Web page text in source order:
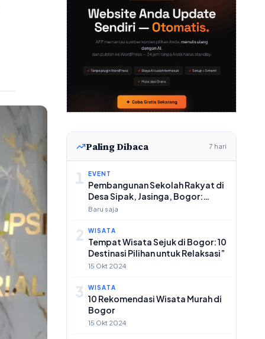
Paling Dibaca 7 hari
1 EVENT
Pembangunan Sekolah Rakyat di
Desa Sipak, Jasinga, Bogor:
Progres dan Persoalan Pekerja
Baru saja
2 WISATA
Tempat Wisata Sejuk di Bogor: 10
Destinasi Pilihan untuk Relaksasi”
15 Okt 2024
3 WISATA
10 Rekomendasi Wisata Murah di
Bogor
15 Okt 2024